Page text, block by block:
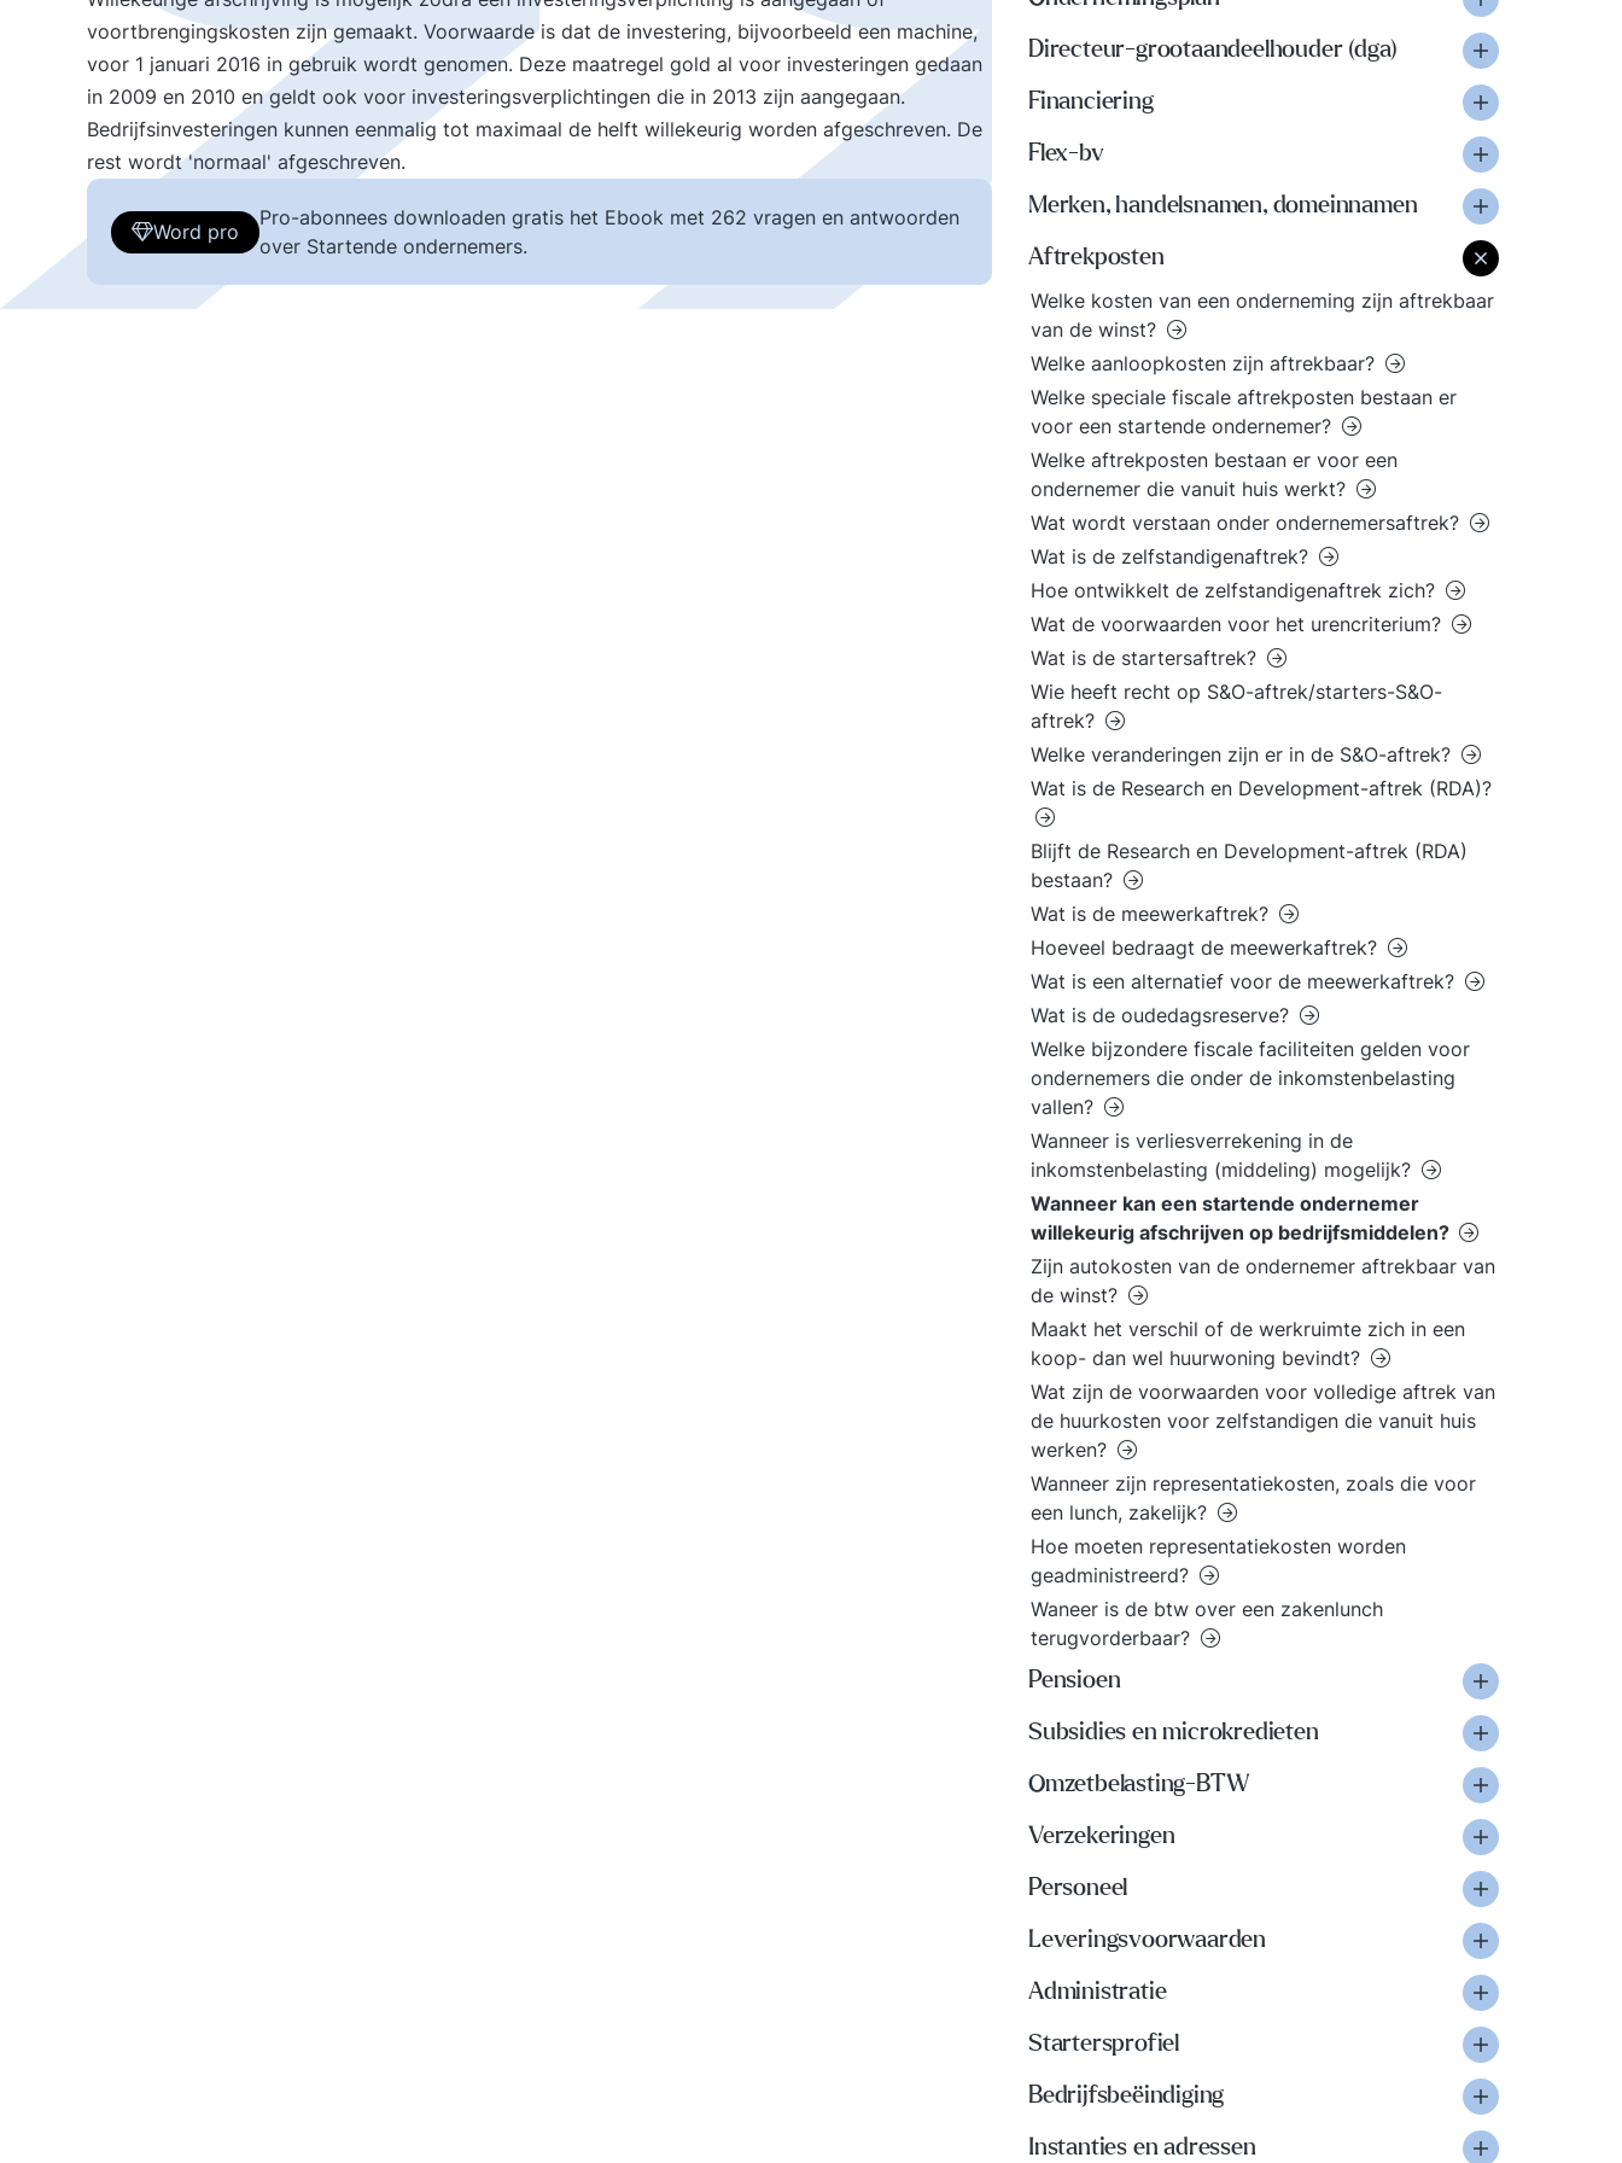
voortbrengingskosten zijn gemaakt. Voorwaarde is dat de investering, bijvoorbeeld een machine,
voor 1 januari 2016 in gebruik wordt genomen. Deze maatregel gold al voor investeringen gedaan
in 2009 en 2010 en geldt ook voor investeringsverplichtingen die in 2013 zijn aangegaan.
Bedrijfsinvesteringen kunnen eenmalig tot maximaal de helft willekeurig worden afgeschreven. De
rest wordt 'normaal' afgeschreven.
Word pro
Pro-abonnees downloaden gratis het Ebook met 262 vragen en antwoorden
over Startende ondernemers.
Directeur-grootaandeelhouder (dga)
Financiering
Flex-bv
Merken, handelsnamen, domeinnamen
Aftrekposten
Welke kosten van een onderneming zijn aftrekbaar
van de winst?
Welke aanloopkosten zijn aftrekbaar?
Welke speciale fiscale aftrekposten bestaan er
voor een startende ondernemer?
Welke aftrekposten bestaan er voor een
ondernemer die vanuit huis werkt?
Wat wordt verstaan onder ondernemersaftrek?
Wat is de zelfstandigenaftrek?
Hoe ontwikkelt de zelfstandigenaftrek zich?
Wat de voorwaarden voor het urencriterium?
Wat is de startersaftrek?
Wie heeft recht op S&O-aftrek/starters-S&O-
aftrek?
Welke veranderingen zijn er in de S&O-aftrek?
Wat is de Research en Development-aftrek (RDA)?
Blijft de Research en Development-aftrek (RDA)
bestaan?
Wat is de meewerkaftrek?
Hoeveel bedraagt de meewerkaftrek?
Wat is een alternatief voor de meewerkaftrek?
Wat is de oudedagsreserve?
Welke bijzondere fiscale faciliteiten gelden voor
ondernemers die onder de inkomstenbelasting
vallen?
Wanneer is verliesverrekening in de
inkomstenbelasting (middeling) mogelijk?
Wanneer kan een startende ondernemer
willekeurig afschrijven op bedrijfsmiddelen?
Zijn autokosten van de ondernemer aftrekbaar van
de winst?
Maakt het verschil of de werkruimte zich in een
koop- dan wel huurwoning bevindt?
Wat zijn de voorwaarden voor volledige aftrek van
de huurkosten voor zelfstandigen die vanuit huis
werken?
Wanneer zijn representatiekosten, zoals die voor
een lunch, zakelijk?
Hoe moeten representatiekosten worden
geadministreerd?
Waneer is de btw over een zakenlunch
terugvorderbaar?
Pensioen
Subsidies en microkredieten
Omzetbelasting-BTW
Verzekeringen
Personeel
Leveringsvoorwaarden
Administratie
Startersprofiel
Bedrijfsbeëindiging
Instanties en adressen